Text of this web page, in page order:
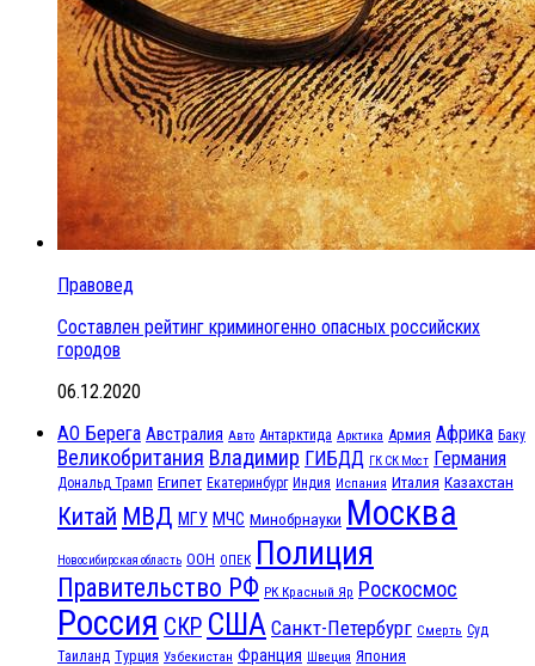
Правовед
Составлен рейтинг криминогенно опасных российских
городов
06.12.2020
АО Берега Австралия Авто Антарктида Арктика Армия Африка Баку
Великобритания Владимир ГИБДД ГК СК Мост Германия
Дональд Трамп Египет Екатеринбург Индия Испания Италия Казахстан
Китай МВД МГУ МЧС Минобрнауки Москва
Новосибирская область ООН ОПЕК Полиция
Правительство РФ РК Красный Яр Роскосмос
Россия СКР США Санкт-Петербург Смерть Суд
Таиланд Турция Узбекистан Франция Швеция Япония